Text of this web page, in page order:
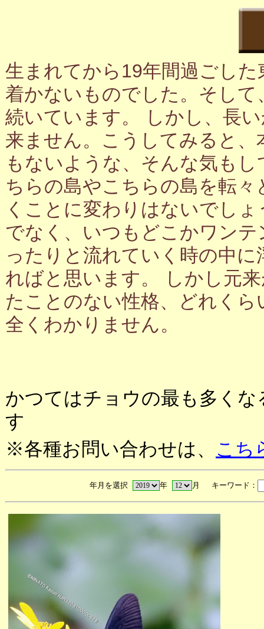
生まれてから19年間過ごし
着かないものでした。そし
続いています。 しかし、長
来ません。こうしてみると
もないような、そんな気も
ちらの島やこちらの島を転
くことに変わりはないでし
でなく、いつもどこかワン
ったりと流れていく時の中
ればと思います。 しかし元
たことのない性格、どれく
全くわかりません。
かつてはチョウの最も多く
す
※各種お問い合わせは、 こち
年月を選択 年 月 キーワード：